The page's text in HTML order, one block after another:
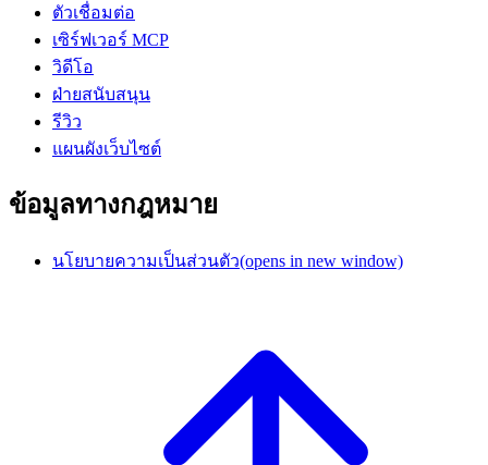
ตัวเชื่อมต่อ
เซิร์ฟเวอร์ MCP
วิดีโอ
ฝ่ายสนับสนุน
รีวิว
แผนผังเว็บไซต์
ข้อมูลทางกฎหมาย
นโยบายความเป็นส่วนตัว(opens in new window)